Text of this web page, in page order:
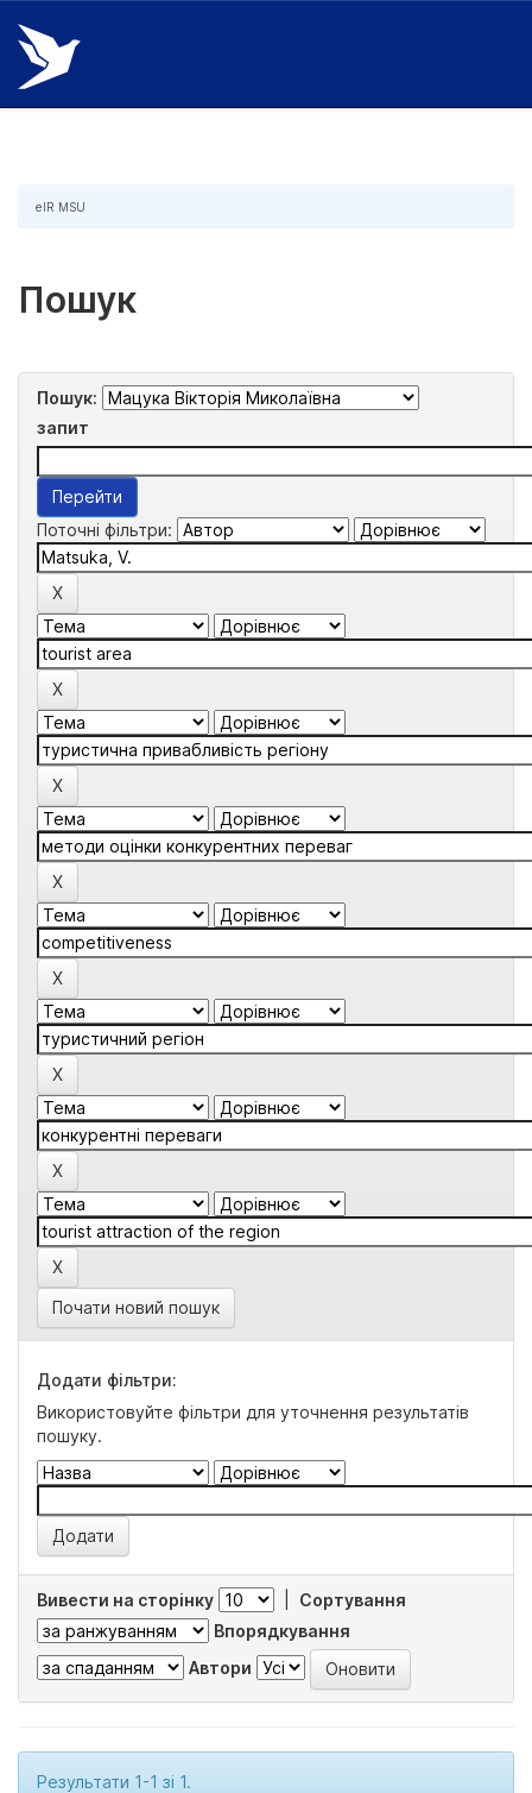
Skip
navigation
eIR MSU
Пошук
Пошук:
запит
Поточні фільтри:
Почати новий пошук
Додати фільтри:
Використовуйте фільтри для уточнення результатів
пошуку.
Вивести на сторінку
Сортування
Впорядкування
Автори
Результати 1-1 зі 1.